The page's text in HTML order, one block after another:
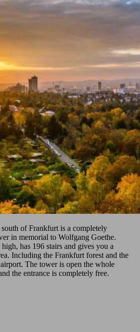
of Frankfurt is a completely
in memorial to Wolfgang Goethe.
has 196 stairs and gives you a
Including the Frankfurt forest and the
The tower is open the whole
the entrance is completely free.